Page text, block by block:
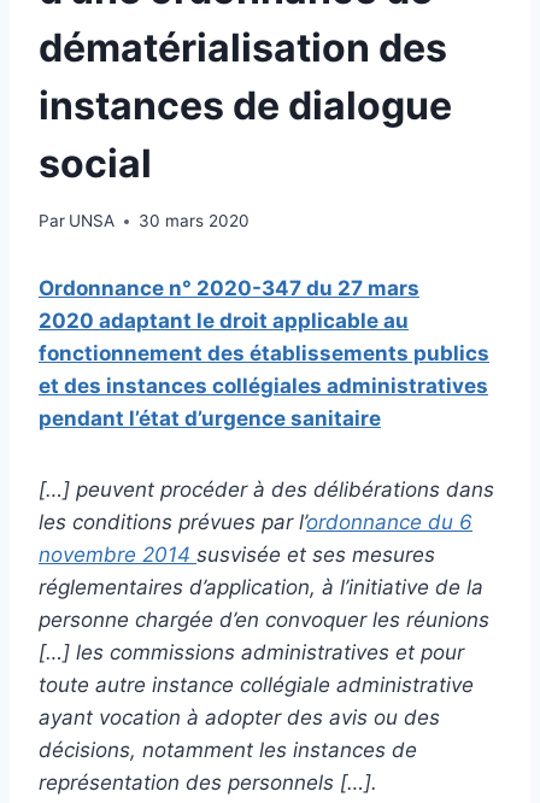
dématérialisation des
instances de dialogue
social
Par UNSA 30 mars 2020
Ordonnance n° 2020-347 du 27 mars
2020 adaptant le droit applicable au
fonctionnement des établissements publics
et des instances collégiales administratives
pendant l’état d’urgence sanitaire
[…] peuvent procéder à des délibérations dans
les conditions prévues par l’ordonnance du 6
novembre 2014 susvisée et ses mesures
réglementaires d’application, à l’initiative de la
personne chargée d’en convoquer les réunions
[…] les commissions administratives et pour
toute autre instance collégiale administrative
ayant vocation à adopter des avis ou des
décisions, notamment les instances de
représentation des personnels […].